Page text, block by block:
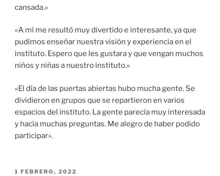
cansada.»
«A mí me resultó muy divertido e interesante, ya que
pudimos enseñar nuestra visión y experiencia en el
instituto. Espero que les gustara y que vengan muchos
niños y niñas a nuestro instituto.»
«El día de las puertas abiertas hubo mucha gente. Se
dividieron en grupos que se repartieron en varios
espacios del instituto. La gente parecía muy interesada
y hacía muchas preguntas. Me alegro de haber podido
participar».
PUBLICADO
1 FEBRERO, 2022